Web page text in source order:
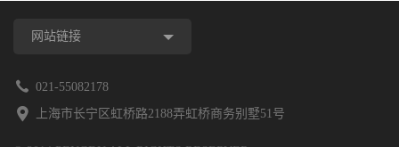
网站链接
021-55082178
上海市长宁区虹桥路2188弄虹桥商务别墅51号